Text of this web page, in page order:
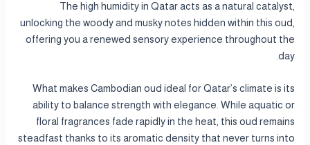
The high humidity in Qatar acts as a natural catalyst,
unlocking the woody and musky notes hidden within this oud,
offering you a renewed sensory experience throughout the
day.
What makes Cambodian oud ideal for Qatar’s climate is its
ability to balance strength with elegance. While aquatic or
floral fragrances fade rapidly in the heat, this oud remains
steadfast thanks to its aromatic density that never turns into